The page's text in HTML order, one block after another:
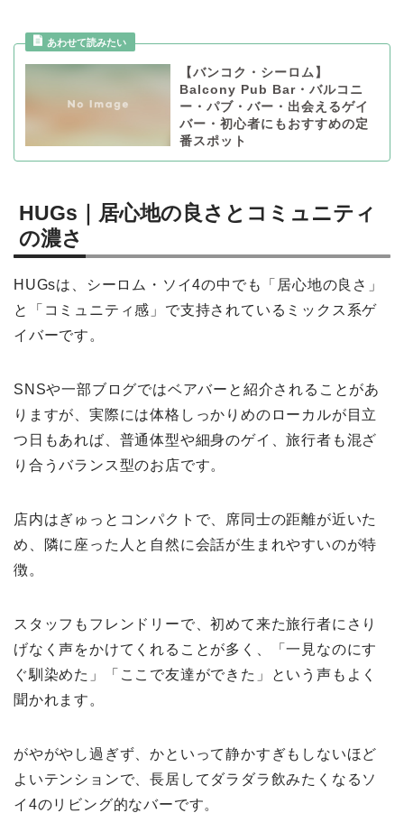
【バンコク・シーロム】
Balcony Pub Bar・バルコニ
ー・パブ・バー・出会えるゲイ
バー・初心者にもおすすめの定
番スポット
HUGs｜居心地の良さとコミュニティ
の濃さ
HUGsは、シーロム・ソイ4の中でも「居心地の良さ」
と「コミュニティ感」で支持されているミックス系ゲ
イバーです。
SNSや一部ブログではベアバーと紹介されることがあ
りますが、実際には体格しっかりめのローカルが目立
つ日もあれば、普通体型や細身のゲイ、旅行者も混ざ
り合うバランス型のお店です。
店内はぎゅっとコンパクトで、席同士の距離が近いた
め、隣に座った人と自然に会話が生まれやすいのが特
徴。
スタッフもフレンドリーで、初めて来た旅行者にさり
げなく声をかけてくれることが多く、「一見なのにす
ぐ馴染めた」「ここで友達ができた」という声もよく
聞かれます。
がやがやし過ぎず、かといって静かすぎもしないほど
よいテンションで、長居してダラダラ飲みたくなるソ
イ4のリビング的なバーです。